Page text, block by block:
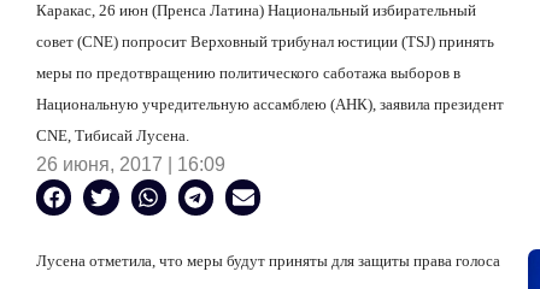
Каракас, 26 июн (Пренса Латина) Национальный избирательный
совет (CNE) попросит Верховный трибунал юстиции (TSJ) принять
меры по предотвращению политического саботажа выборов в
Национальную учредительную ассамблею (АНК), заявила президент
CNE, Тибисай Лусена.
26 июня, 2017 | 16:09
Лусена отметила, что меры будут приняты для защиты права голоса